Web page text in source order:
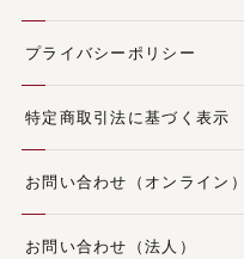
プライバシーポリシー
特定商取引法に基づく表示
お問い合わせ（オンライン）
お問い合わせ（法人）